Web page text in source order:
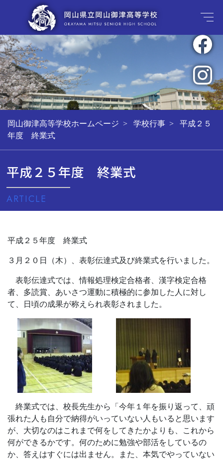
岡山御津高等学校ホームページ 学校行事
平成２５
年度 終業式
平成２５年度 終業式
ARTICLE
平成２５年度 終業式
３月２０日（木）、表彰伝達式及び終業式を行いました。
表彰伝達式では、情報処理検定合格者、漢字検定合格
者、多読賞、あいさつ運動に積極的に参加した人に対し
て、日頃の成果が称えられ表彰されました。
終業式では、校長先生から「今年１年を振り返って、頑
張れた人も自分で納得がいっていない人もいると思います
が、大切なのはこれまで何をしてきたかよりも、これから
何ができるかです。何のために勉強や部活をしているの
か、答えはすぐには出ません。また、本気でやっていない